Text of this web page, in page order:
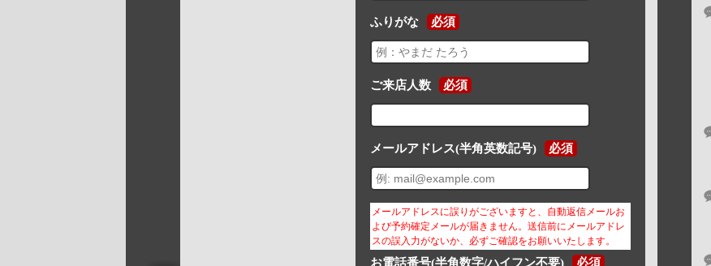
ふりがな 必須
ご来店人数 必須
メールアドレス(半角英数記号) 必須
メールアドレスに誤りがございますと、自動返信メールお
よび予約確定メールが届きません。送信前にメールアドレ
スの誤入力がないか、必ずご確認をお願いいたします。
お電話番号(半角数字/ハイフン不要) 必須